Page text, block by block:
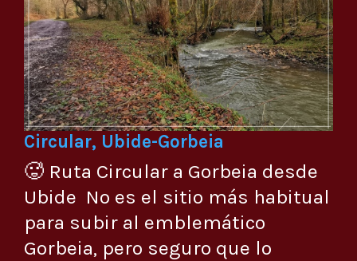
Circular, Ubide-Gorbeia
🥵 Ruta Circular a Gorbeia desde
Ubide No es el sitio más habitual
para subir al emblemático
Gorbeia, pero seguro que lo